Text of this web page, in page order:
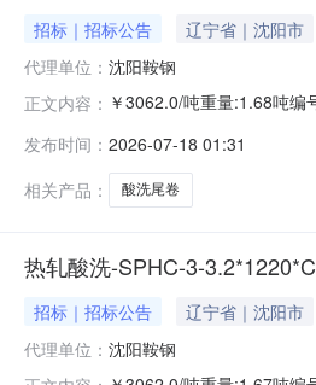
招标｜招标公告 辽宁省｜沈阳市
代理单位： 沈阳鞍钢
正文内容： ￥3062.0/吨重量:1.68吨
求产线名称:冷轧1#线锌层
发布时间： 2026-07-18 01:31
相关产品：
酸洗尾卷
热轧酸洗-SPHC-3-3.2*1220*C
招标｜招标公告 辽宁省｜沈阳市
代理单位： 沈阳鞍钢